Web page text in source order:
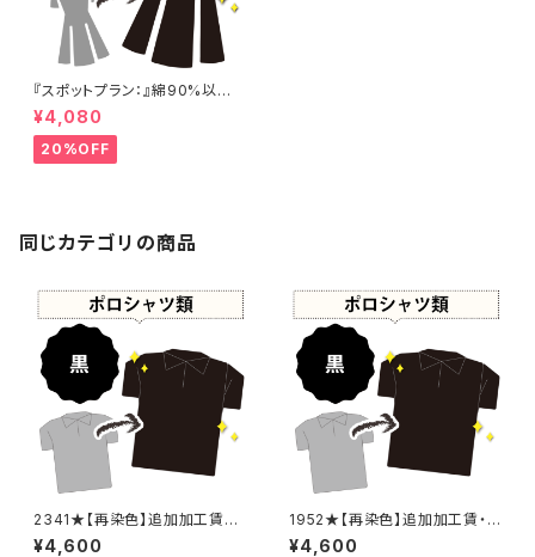
『スポットプラン：』綿90%以上
黒染め ワンピース 【元色：ブラ
ウン系 - 強い色あせ】 -染め直
し[漆黒 - Black]412-0152
¥4,080
20%OFF
同じカテゴリの商品
2341★【再染色】追加加工賃・
黒染め
¥4,600
1952★【再染色】追加加工賃・
黒染め
¥4,600